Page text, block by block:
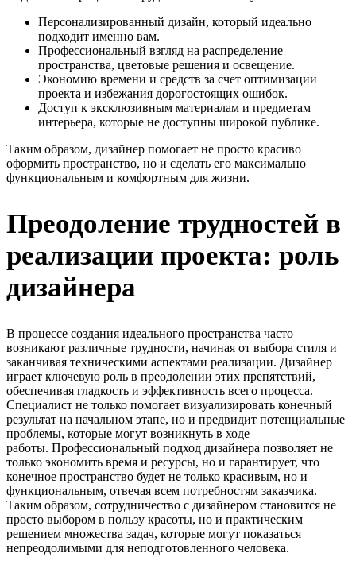
Персонализированный дизайн, который идеально
подходит именно вам.
Профессиональный взгляд на распределение
пространства, цветовые решения и освещение.
Экономию времени и средств за счет оптимизации
проекта и избежания дорогостоящих ошибок.
Доступ к эксклюзивным материалам и предметам
интерьера, которые не доступны широкой публике.
Таким образом, дизайнер помогает не просто красиво
оформить пространство, но и сделать его максимально
функциональным и комфортным для жизни.
Преодоление трудностей в
реализации проекта: роль
дизайнера
В процессе создания идеального пространства часто
возникают различные трудности, начиная от выбора стиля и
заканчивая техническими аспектами реализации. Дизайнер
играет ключевую роль в преодолении этих препятствий,
обеспечивая гладкость и эффективность всего процесса.
Специалист не только помогает визуализировать конечный
результат на начальном этапе, но и предвидит потенциальные
проблемы, которые могут возникнуть в ходе
работы. Профессиональный подход дизайнера позволяет не
только экономить время и ресурсы, но и гарантирует, что
конечное пространство будет не только красивым, но и
функциональным, отвечая всем потребностям заказчика.
Таким образом, сотрудничество с дизайнером становится не
просто выбором в пользу красоты, но и практическим
решением множества задач, которые могут показаться
непреодолимыми для неподготовленного человека.